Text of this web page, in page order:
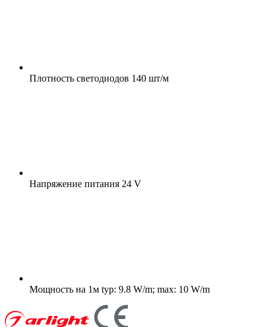
Плотность светодиодов 140 шт/м
Напряжение питания 24 V
Мощность на 1м typ: 9.8 W/m; max: 10 W/m